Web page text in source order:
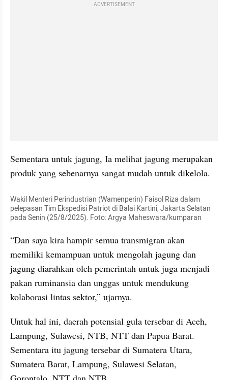
ADVERTISEMENT
Sementara untuk jagung, Ia melihat jagung merupakan
produk yang sebenarnya sangat mudah untuk dikelola.
Wakil Menteri Perindustrian (Wamenperin) Faisol Riza dalam
pelepasan Tim Ekspedisi Patriot di Balai Kartini, Jakarta Selatan
pada Senin (25/8/2025). Foto: Argya Maheswara/kumparan
“Dan saya kira hampir semua transmigran akan
memiliki kemampuan untuk mengolah jagung dan
jagung diarahkan oleh pemerintah untuk juga menjadi
pakan ruminansia dan unggas untuk mendukung
kolaborasi lintas sektor,” ujarnya.
Untuk hal ini, daerah potensial gula tersebar di Aceh,
Lampung, Sulawesi, NTB, NTT dan Papua Barat.
Sementara itu jagung tersebar di Sumatera Utara,
Sumatera Barat, Lampung, Sulawesi Selatan,